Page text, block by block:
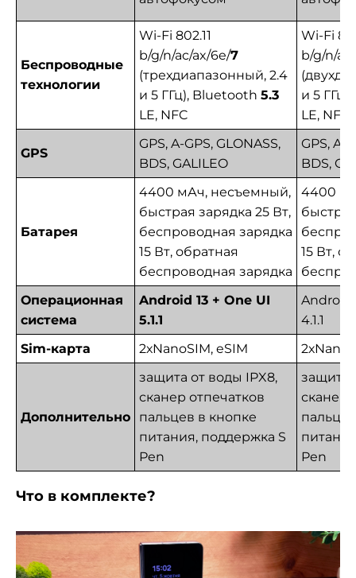
Беспроводные
технологии
Wi-Fi 802.11
b/g/n/ac/ax/6e/7
(трехдиапазонный, 2.4
и 5 ГГц), Bluetooth 5.3
LE, NFC
Wi-Fi
b/g/n/
и 5
LE, NFC
GPS
GPS, A-GPS, GLONASS,
BDS, GALILEO
GPS, A-
BDS,
Батарея
4400 мАч, несъемный,
быстрая зарядка 25 Вт,
беспроводная зарядка
15 Вт, обратная
беспроводная зарядка
4400
15 Вт,
Операционная
система
Android 13 + One UI
5.1.1
Android
4.1.1
Sim-карта
2хNanoSIM, eSIM
Дополнительно
защита от воды IPX8,
сканер отпечатков
пальцев в кнопке
питания, поддержка S
Pen
защита
сканер
Pen
Что в комплекте?